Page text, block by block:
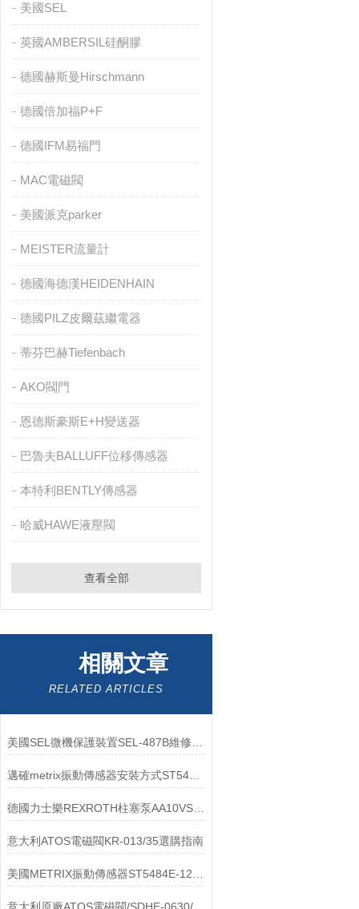
美國SEL
英國AMBERSIL硅酮膠
德國赫斯曼Hirschmann
德國倍加福P+F
德國IFM易福門
MAC電磁閥
美國派克parker
MEISTER流量計
德國海德漢HEIDENHAIN
德國PILZ皮爾茲繼電器
蒂芬巴赫Tiefenbach
AKO閥門
恩德斯豪斯E+H變送器
巴魯夫BALLUFF位移傳感器
本特利BENTLY傳感器
哈威HAWE液壓閥
查看全部
相關文章
RELATED ARTICLES
邁確metrix振動傳感器安裝方式ST5484E-121-1810-55
德國力士樂REXROTH柱塞泵AA10VSO140DR/31R-PKD62N00操作使用
意大利ATOS電磁閥KR-013/35選購指南